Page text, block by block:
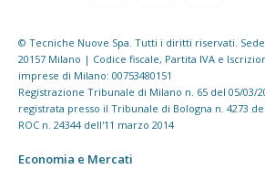
© Tecniche Nuove Spa. Tutti i diritti riservati.
20157 Milano | Codice fiscale, Partita IVA e
imprese di Milano: 00753480151
Registrazione Tribunale di Milano n. 65 del 05/03/
registrata presso il Tribunale di Bologna n. 4273
ROC n. 24344 dell'11 marzo 2014
Economia e Mercati